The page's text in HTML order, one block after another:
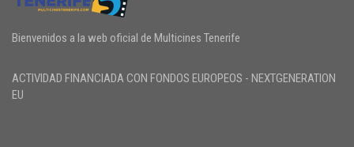
Bienvenidos a la web oficial de Multicines Tenerife
ACTIVIDAD FINANCIADA CON FONDOS EUROPEOS - NEXTGENERATION
EU